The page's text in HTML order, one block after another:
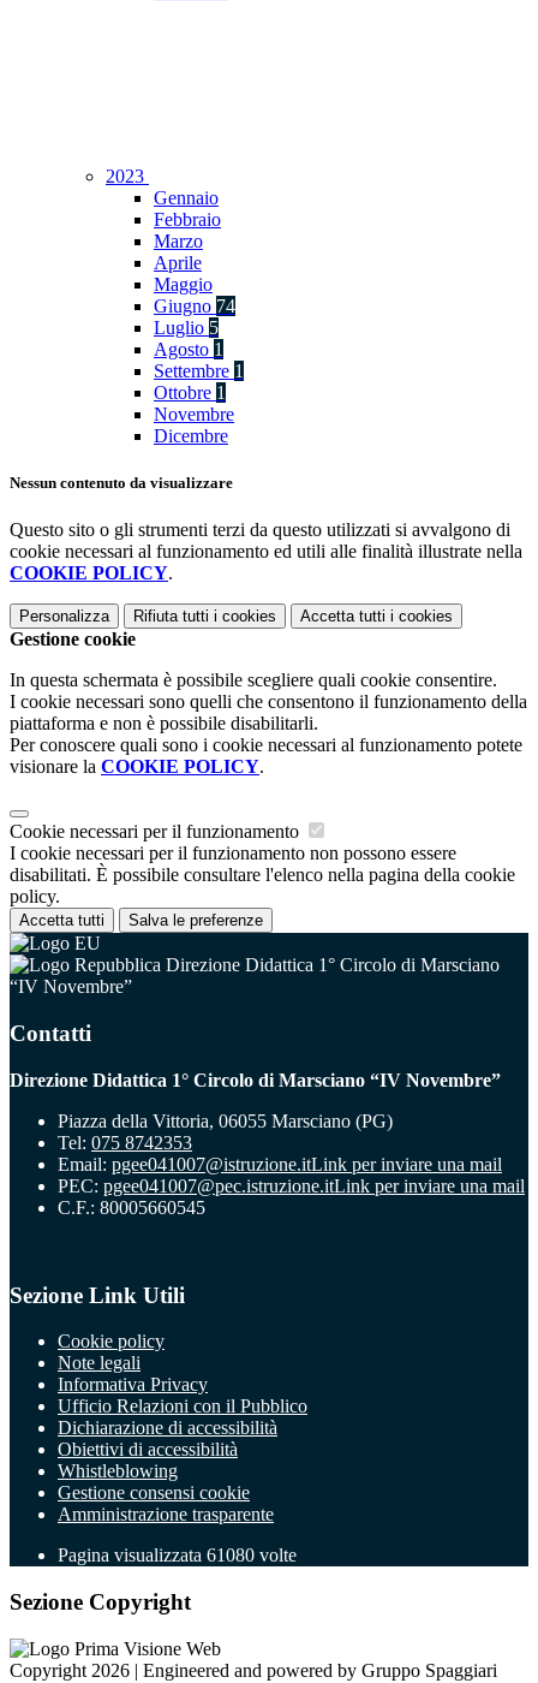
2023
Gennaio
Febbraio
Marzo
Aprile
Maggio
Giugno 74
Luglio 5
Agosto 1
Settembre 1
Ottobre 1
Novembre
Dicembre
Nessun contenuto da visualizzare
Questo sito o gli strumenti terzi da questo utilizzati si avvalgono di
cookie necessari al funzionamento ed utili alle finalità illustrate nella
COOKIE POLICY.
Personalizza Rifiuta tutti i cookies Accetta tutti i cookies
Gestione cookie
In questa schermata è possibile scegliere quali cookie consentire.
I cookie necessari sono quelli che consentono il funzionamento della
piattaforma e non è possibile disabilitarli.
Per conoscere quali sono i cookie necessari al funzionamento potete
visionare la COOKIE POLICY.
Cookie necessari per il funzionamento
I cookie necessari per il funzionamento non possono essere
disabilitati. È possibile consultare l'elenco nella pagina della cookie
policy.
Accetta tutti Salva le preferenze
Direzione Didattica 1° Circolo di Marsciano
“IV Novembre”
Contatti
Direzione Didattica 1° Circolo di Marsciano “IV Novembre”
Piazza della Vittoria, 06055 Marsciano (PG)
Tel: 075 8742353
Email: pgee041007@istruzione.itLink per inviare una mail
PEC: pgee041007@pec.istruzione.itLink per inviare una mail
C.F.: 80005660545
Sezione Link Utili
Cookie policy
Note legali
Informativa Privacy
Ufficio Relazioni con il Pubblico
Dichiarazione di accessibilità
Obiettivi di accessibilità
Whistleblowing
Gestione consensi cookie
Amministrazione trasparente
Pagina visualizzata 61080 volte
Sezione Copyright
Copyright 2026 | Engineered and powered by Gruppo Spaggiari